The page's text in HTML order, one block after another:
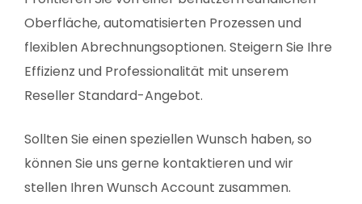
Oberfläche, automatisierten Prozessen und
flexiblen Abrechnungsoptionen. Steigern Sie Ihre
Effizienz und Professionalität mit unserem
Reseller Standard-Angebot.
Sollten Sie einen speziellen Wunsch haben, so
können Sie uns gerne kontaktieren und wir
stellen Ihren Wunsch Account zusammen.